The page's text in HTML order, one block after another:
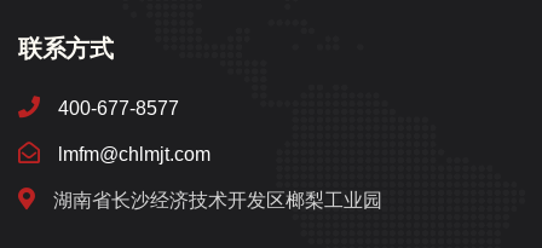
联系方式
400-677-8577
lmfm@chlmjt.com
湖南省长沙经济技术开发区榔梨工业园